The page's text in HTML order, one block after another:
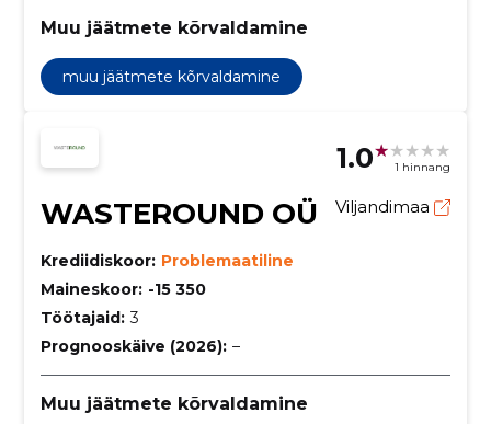
Muu jäätmete kõrvaldamine
muu jäätmete kõrvaldamine
1.0 1 hinnang
WASTEROUND OÜ Viljandimaa
Krediidiskoor: Problemaatiline
Maineskoor: -15 350
Töötajaid: 3
Prognooskäive (2026): –
Muu jäätmete kõrvaldamine